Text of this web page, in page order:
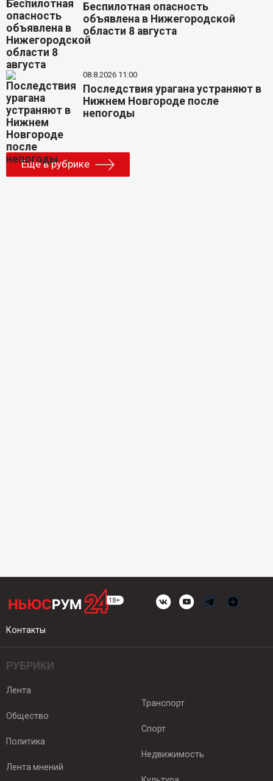
Беспилотная опасность
объявлена в Нижегородской
области 8 августа
08.8.2026 11:00
Последствия урагана устраняют в
Нижнем Новгороде после
непогоды
Еще в рубрике
Контакты
РУБРИКИ
Лента
Общество
Политика
Лента мнений
Транспорт
Спорт
Недвижимость